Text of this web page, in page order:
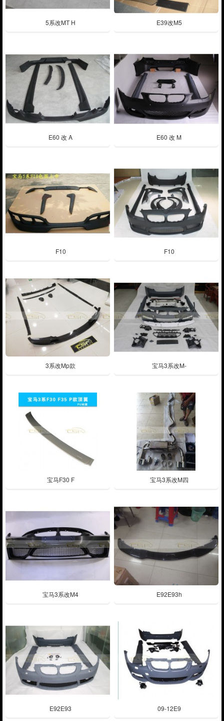
5系改MT H E39改M5
E60 改 A E60 改 M
F10 F10
3系改Mp款 宝马3系改M-
宝马F30 F 宝马3系改M四
宝马3系改M4 E92E93h
E92E93 09-12E9